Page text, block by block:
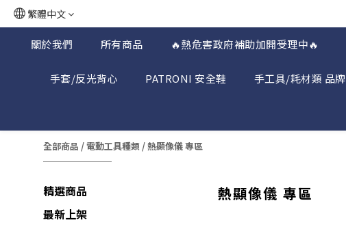
繁體中文
關於我們 所有商品 🔥熱危害政府補助加開受理中🔥
手套/反光背心 PATRONI 安全鞋 手工具/耗材類 品牌
全部商品 /電動工具種類 /熱顯像儀 專區
精選商品
最新上架
熱顯像儀 專區